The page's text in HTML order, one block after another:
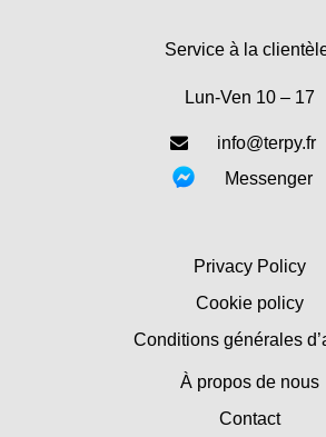
Service à la
Lun-Ven 10 – 17
info@terpy.fr
Messenger
Privacy Policy
Cookie policy
Conditions générales
À propos de nous
Contact